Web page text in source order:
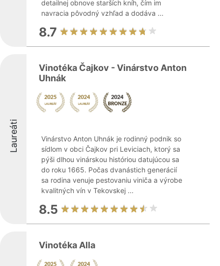
detailnej obnove starších kníh, čím im
navracia pôvodný vzhľad a dodáva ...
8.7
Laureáti
Vinotéka Čajkov - Vinárstvo Anton
Uhnák
Vinárstvo Anton Uhnák je rodinný podnik so
sídlom v obci Čajkov pri Leviciach, ktorý sa
pýši dlhou vinárskou históriou datujúcou sa
do roku 1665. Počas dvanástich generácií
sa rodina venuje pestovaniu viniča a výrobe
kvalitných vín v Tekovskej ...
8.5
Vinotéka Alla